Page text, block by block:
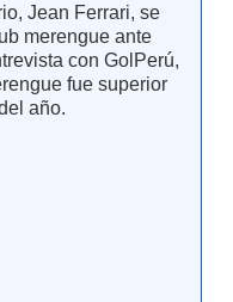
Jean Ferrari, se
merengue ante
con GolPerú,
fue superior
año.